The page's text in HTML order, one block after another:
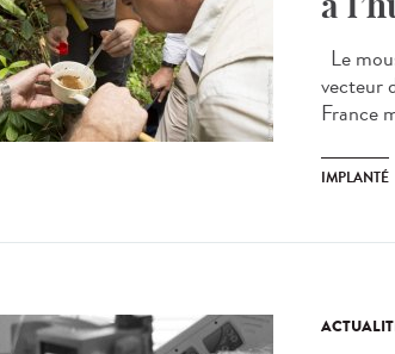
Le
vecteur
France
IMPLANTÉ